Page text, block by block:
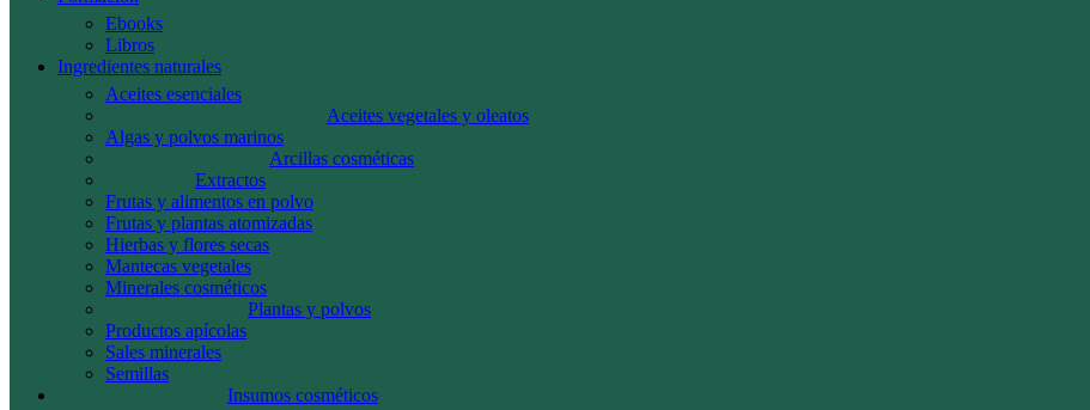
Ebooks
Libros
Ingredientes naturales
Aceites esenciales
Aceites vegetales y oleatos
Algas y polvos marinos
Arcillas cosméticas
Extractos
Frutas y alimentos en polvo
Frutas y plantas atomizadas
Hierbas y flores secas
Mantecas vegetales
Minerales cosméticos
Plantas y polvos
Productos apícolas
Sales minerales
Semillas
Insumos cosméticos